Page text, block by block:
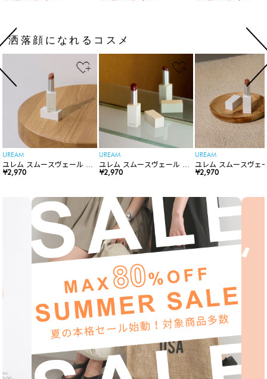
洒落顔になれるコスメ
UREAM
ユレム スムースヴェール リ
ップスティック
¥2,970
UREAM
ユレム スムースヴェール リ
ップスティック
¥2,970
UREAM
ユレム スムースヴェ
ップスティック
¥2,970